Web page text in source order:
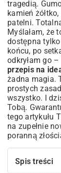
tragedią.
kamień
patelni.
Myślałam, że
dostępna
końcu, po
odkryłam go
przepis na
żadna magia.
prostych
wszystko. I
Tobą.
tego artykułu
na zupełnie
poranną
Spis treści